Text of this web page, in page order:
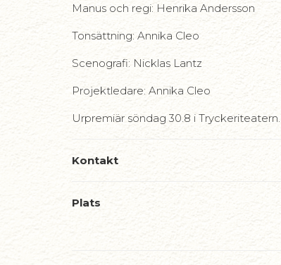
Manus och regi: Henrika Andersson
Tonsättning: Annika Cleo
Scenografi: Nicklas Lantz
Projektledare: Annika Cleo
Urpremiär söndag 30.8 i
Kontakt
Plats